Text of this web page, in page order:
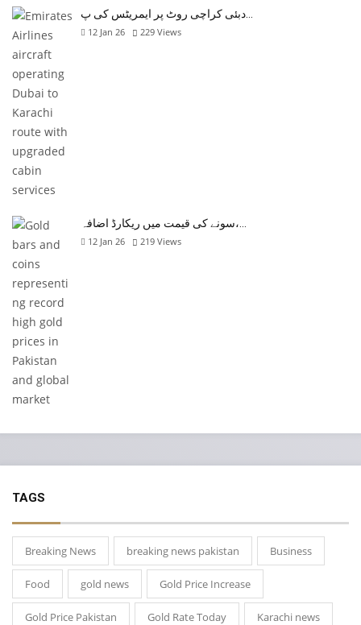
12 Jan 26 229 Views
سونے کی قیمت میں ریکارڈ اضافہ،…
12 Jan 26 219 Views
TAGS
Breaking News breaking news pakistan Business
Food gold news Gold Price Increase
Gold Price Pakistan Gold Rate Today Karachi news